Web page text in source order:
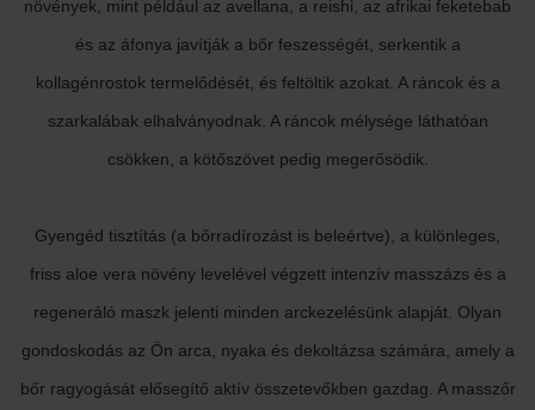
növények, mint például az avellana, a reishi, az afrikai feketebab
és az áfonya javítják a bőr feszességét, serkentik a
kollagénrostok termelődését, és feltöltik azokat. A ráncok és a
szarkalábak elhalványodnak. A ráncok mélysége láthatóan
csökken, a kötőszövet pedig megerősödik.
Gyengéd tisztítás (a bőrradírozást is beleértve), a különleges,
friss aloe vera növény levelével végzett intenzív masszázs és a
regeneráló maszk jelenti minden arckezelésünk alapját. Olyan
gondoskodás az Ön arca, nyaka és dekoltázsa számára, amely a
bőr ragyogását elősegítő aktív összetevőkben gazdag. A masszőr